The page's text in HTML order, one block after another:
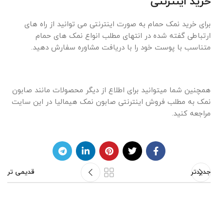
برای خرید نمک حمام به صورت اینترنتی می توانید از راه های
ارتباطی گفته شده در انتهای مطلب انواع نمک های حمام
متناسب با پوست خود را با دریافت مشاوره سفارش دهید.
همچنین شما میتوانید برای اطلاع از دیگر محصولات مانند صابون
نمک به مطلب فروش اینترنتی صابون نمک هیمالیا در این سایت
مراجعه کنید.
جدیدتر قدیمی تر